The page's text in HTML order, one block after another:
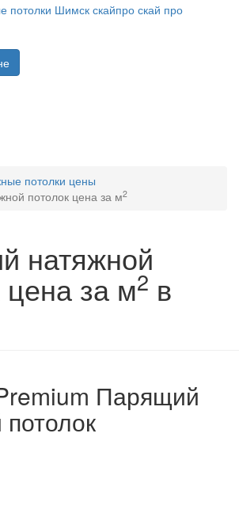
потолки цены
потолок цена за м2
натяжной
цена за м2 в
Парящий